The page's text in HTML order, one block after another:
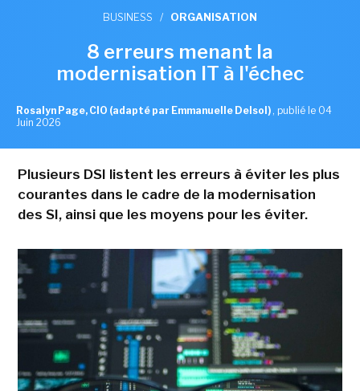
BUSINESS / ORGANISATION
8 erreurs menant la
modernisation IT à l'échec
Rosalyn Page, CIO (adapté par Emmanuelle Delsol) , publié le 04
Juin 2026
Plusieurs DSI listent les erreurs à éviter les plus
courantes dans le cadre de la modernisation
des SI, ainsi que les moyens pour les éviter.